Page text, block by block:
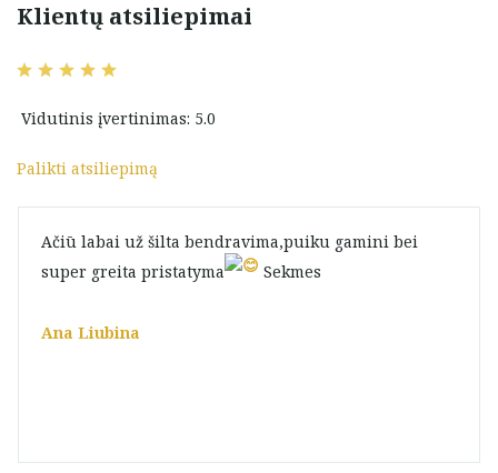
Klientų atsiliepimai
Vidutinis įvertinimas: 5.0
Palikti atsiliepimą
Ačiū labai už šilta bendravima,puiku gamini bei
super greita pristatyma
Sekmes
Ana Liubina